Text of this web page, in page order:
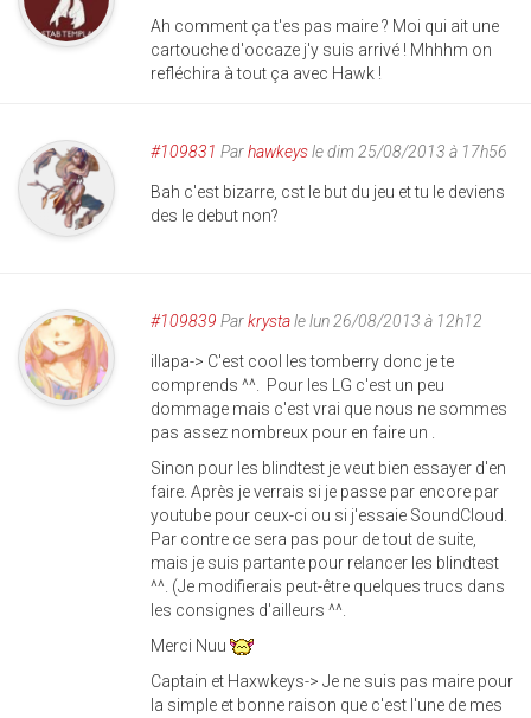
Ah comment ça t'es pas maire ? Moi qui ait une
cartouche d'occaze j'y suis arrivé ! Mhhhm on
refléchira à tout ça avec Hawk !
#109831 Parhawkeysle dim 25/08/2013 à 17h56
Bah c'est bizarre, cst le but du jeu et tu le deviens
des le debut non?
#109839 Parkrystale lun 26/08/2013 à 12h12
illapa-> C'est cool les tomberry donc je te
comprends ^^. Pour les LG c'est un peu
dommage mais c'est vrai que nous ne sommes
pas assez nombreux pour en faire un .
Sinon pour les blindtest je veut bien essayer d'en
faire. Après je verrais si je passe par encore par
youtube pour ceux-ci ou si j'essaie SoundCloud.
Par contre ce sera pas pour de tout de suite,
mais je suis partante pour relancer les blindtest
^^. (Je modifierais peut-être quelques trucs dans
les consignes d'ailleurs ^^.
Merci Nuu
Captain et Haxwkeys-> Je ne suis pas maire pour
la simple et bonne raison que c'est l'une de mes